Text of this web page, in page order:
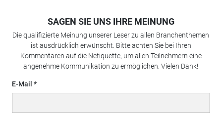
SAGEN SIE UNS IHRE MEINUNG
Die qualifizierte Meinung unserer Leser zu allen Branchenthemen
ist ausdrücklich erwünscht. Bitte achten Sie bei Ihren
Kommentaren auf die Netiquette, um allen Teilnehmern eine
angenehme Kommunikation zu ermöglichen. Vielen Dank!
E-Mail